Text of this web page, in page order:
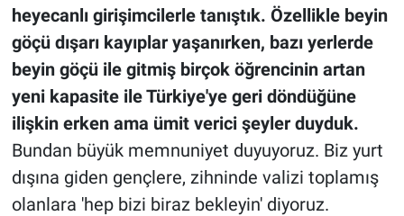
heyecanlı girişimcilerle tanıştık. Özellikle beyin
göçü dışarı kayıplar yaşanırken, bazı yerlerde
beyin göçü ile gitmiş birçok öğrencinin artan
yeni kapasite ile Türkiye'ye geri döndüğüne
ilişkin erken ama ümit verici şeyler duyduk.
Bundan büyük memnuniyet duyuyoruz. Biz yurt
dışına giden gençlere, zihninde valizi toplamış
olanlara 'hep bizi biraz bekleyin' diyoruz.